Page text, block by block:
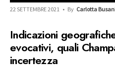
22 SETTEMBRE 2021 • By Carlotta
Indicazioni
evocativi, quali
incertezza